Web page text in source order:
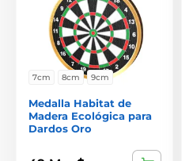
7cm 8cm 9cm
Medalla Habitat de
Madera Ecológica para
Dardos Oro